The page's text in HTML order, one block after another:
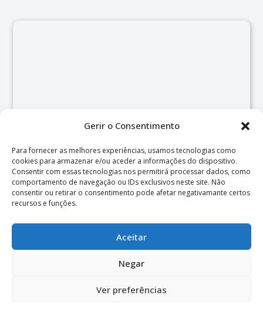
Gerir o Consentimento
Para fornecer as melhores experiências, usamos tecnologias como
cookies para armazenar e/ou aceder a informações do dispositivo.
Consentir com essas tecnologias nos permitirá processar dados, como
comportamento de navegação ou IDs exclusivos neste site. Não
consentir ou retirar o consentimento pode afetar negativamante certos
recursos e funções.
Aceitar
Negar
Ver preferências